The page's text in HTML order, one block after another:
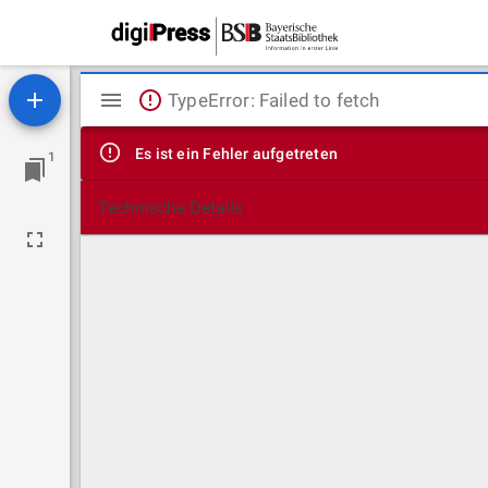
1
Mirador
Viewer
TypeError: Failed to fetch
Es ist ein Fehler aufgetreten
Technische Details